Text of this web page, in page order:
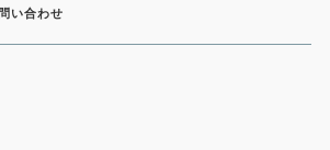
い合わせ